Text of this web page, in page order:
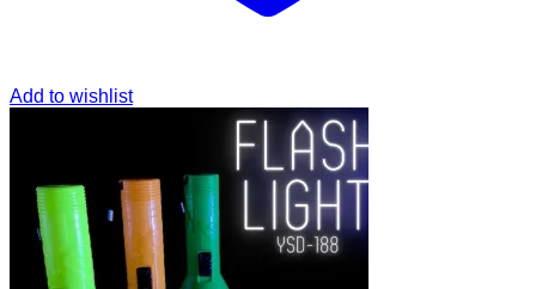
Add to wishlist